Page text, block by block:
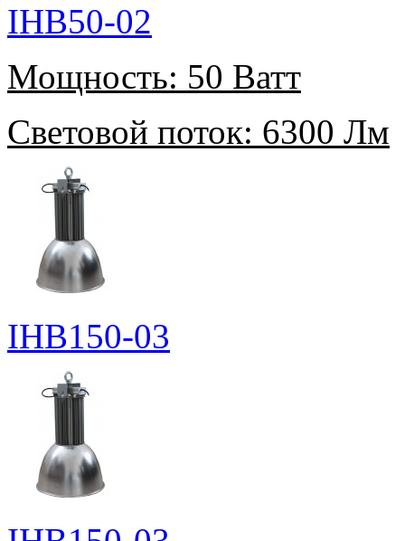
IHB50-02
Мощность: 50 Ватт
Световой поток: 6300 Лм
IHB150-03